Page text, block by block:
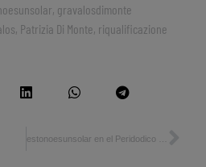
, gravalosdimonte
, Patrizia Di Monte, riqualificazione